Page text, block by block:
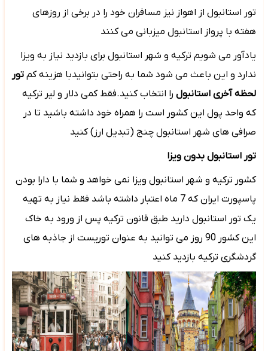
تور استانبول از اهواز نیز مسافران خود را در برخی از روزهای
هفته با پرواز استانبول میزبانی می کنند
یادآور می شویم ترکیه و شهر استانبول برای بازدید نیاز به ویزا
ندارد و این باعث می شود شما به راحتی بتوانیدبا هزینه کمتور
لحظه آخری استانبول را انتخاب کنید.فقط کمی دلار و لیر ترکیه
که واحد پول این کشور است را همراه خود داشته باشید تا در
صرافی های شهر استانبول چنج (تبدیل ارز) کنید
تور استانبول بدون ویزا
کشور ترکیه و شهر استانبول ویزا نمی خواهد و شما با دارا بودن
پاسپورت ایران که 7 ماه اعتبار داشته باشد فقط نیاز به تهیه
یک تور استانبول دارید طبق قانون ترکیه پس از ورود به خاک
این کشور 90 روز می توانید به عنوان توریست از جاذبه های
گردشگری ترکیه بازدید کنید